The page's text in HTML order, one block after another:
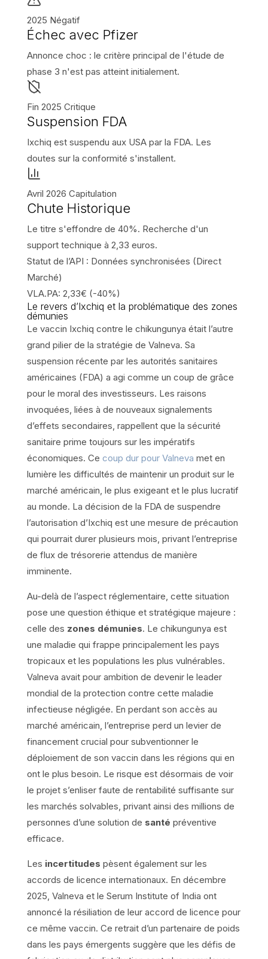
2025 Négatif
Échec avec Pfizer
Annonce choc : le critère principal de l'étude de
phase 3 n'est pas atteint initialement.
Fin 2025 Critique
Suspension FDA
Ixchiq est suspendu aux USA par la FDA. Les
doutes sur la conformité s'installent.
Avril 2026 Capitulation
Chute Historique
Le titre s'effondre de 40%. Recherche d'un
support technique à 2,33 euros.
Statut de l’API : Données synchronisées (Direct
Marché)
VLA.PA: 2,33€ (-40%)
Le revers d’Ixchiq et la problématique des zones
démunies
Le vaccin Ixchiq contre le chikungunya était l’autre
grand pilier de la stratégie de Valneva. Sa
suspension récente par les autorités sanitaires
américaines (FDA) a agi comme un coup de grâce
pour le moral des investisseurs. Les raisons
invoquées, liées à de nouveaux signalements
d’effets secondaires, rappellent que la sécurité
sanitaire prime toujours sur les impératifs
économiques. Ce coup dur pour Valneva met en
lumière les difficultés de maintenir un produit sur le
marché américain, le plus exigeant et le plus lucratif
au monde. La décision de la FDA de suspendre
l’autorisation d’Ixchiq est une mesure de précaution
qui pourrait durer plusieurs mois, privant l’entreprise
de flux de trésorerie attendus de manière
imminente.
Au-delà de l’aspect réglementaire, cette situation
pose une question éthique et stratégique majeure :
celle des zones démunies. Le chikungunya est
une maladie qui frappe principalement les pays
tropicaux et les populations les plus vulnérables.
Valneva avait pour ambition de devenir le leader
mondial de la protection contre cette maladie
infectieuse négligée. En perdant son accès au
marché américain, l’entreprise perd un levier de
financement crucial pour subventionner le
déploiement de son vaccin dans les régions qui en
ont le plus besoin. Le risque est désormais de voir
le projet s’enliser faute de rentabilité suffisante sur
les marchés solvables, privant ainsi des millions de
personnes d’une solution de santé préventive
efficace.
Les incertitudes pèsent également sur les
accords de licence internationaux. En décembre
2025, Valneva et le Serum Institute of India ont
annoncé la résiliation de leur accord de licence pour
ce même vaccin. Ce retrait d’un partenaire de poids
dans les pays émergents suggère que les défis de